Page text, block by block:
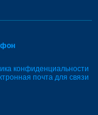
конфиденциальности
почта для связи